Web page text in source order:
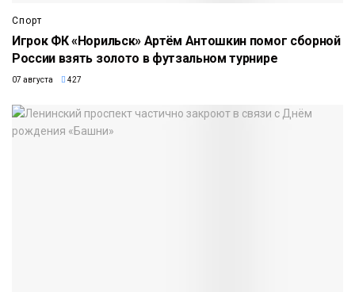
Спорт
Игрок ФК «Норильск» Артём Антошкин помог сборной
России взять золото в футзальном турнире
07 августа 427